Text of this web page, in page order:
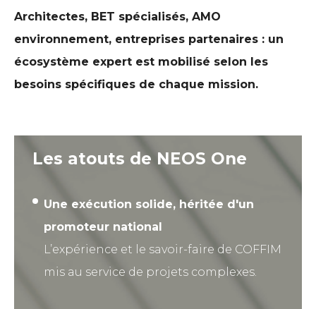
Architectes, BET spécialisés, AMO
environnement, entreprises partenaires : un
écosystème expert est mobilisé selon les
besoins spécifiques de chaque mission.
Les atouts de NEOS One
Une exécution solide, héritée d'un
promoteur national
L’expérience et le savoir-faire de COFFIM
mis au service de projets complexes.